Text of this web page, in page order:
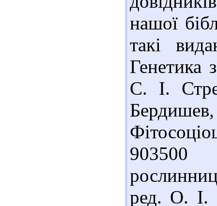
нашої
такі
Генетика
С. І.
ред. О. І.